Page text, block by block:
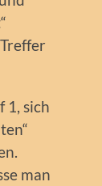
1, sich
man